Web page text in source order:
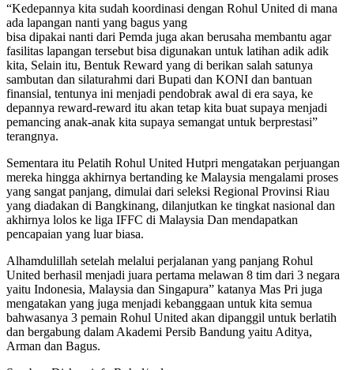
“Kedepannya kita sudah koordinasi dengan Rohul United di mana
ada lapangan nanti yang bagus yang
bisa dipakai nanti dari Pemda juga akan berusaha membantu agar
fasilitas lapangan tersebut bisa digunakan untuk latihan adik adik
kita, Selain itu, Bentuk Reward yang di berikan salah satunya
sambutan dan silaturahmi dari Bupati dan KONI dan bantuan
finansial, tentunya ini menjadi pendobrak awal di era saya, ke
depannya reward-reward itu akan tetap kita buat supaya menjadi
pemancing anak-anak kita supaya semangat untuk berprestasi”
terangnya.
Sementara itu Pelatih Rohul United Hutpri mengatakan perjuangan
mereka hingga akhirnya bertanding ke Malaysia mengalami proses
yang sangat panjang, dimulai dari seleksi Regional Provinsi Riau
yang diadakan di Bangkinang, dilanjutkan ke tingkat nasional dan
akhirnya lolos ke liga IFFC di Malaysia Dan mendapatkan
pencapaian yang luar biasa.
Alhamdulillah setelah melalui perjalanan yang panjang Rohul
United berhasil menjadi juara pertama melawan 8 tim dari 3 negara
yaitu Indonesia, Malaysia dan Singapura” katanya Mas Pri juga
mengatakan yang juga menjadi kebanggaan untuk kita semua
bahwasanya 3 pemain Rohul United akan dipanggil untuk berlatih
dan bergabung dalam Akademi Persib Bandung yaitu Aditya,
Arman dan Bagus.